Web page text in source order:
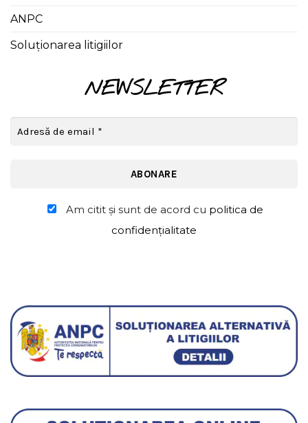
ANPC
Soluționarea litigiilor
NEWSLETTER
Am citit şi sunt de acord cu politica de
confidențialitate